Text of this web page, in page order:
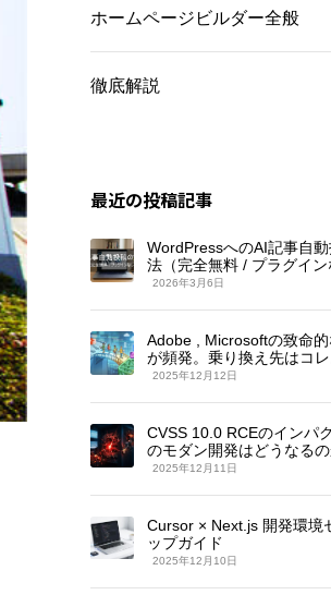
ホームページビルダー全般
徹底解説
最近の投稿記事
WordPressへのAI記事自
法（完全無料 / プラグイン
2026年3月6日
Adobe , Microsoftの致命
が頻発。乗り換え先はコレ
2025年12月12日
CVSS 10.0 RCEのインパ
のモダン開発はどうなるの
2025年12月11日
Cursor × Next.js 開発環境
ップガイド
2025年12月10日